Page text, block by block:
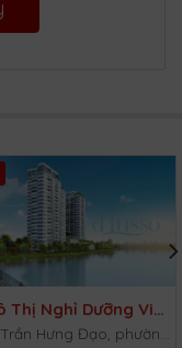
Khu Đô Thị Nghỉ Dưỡng Vietpearl City